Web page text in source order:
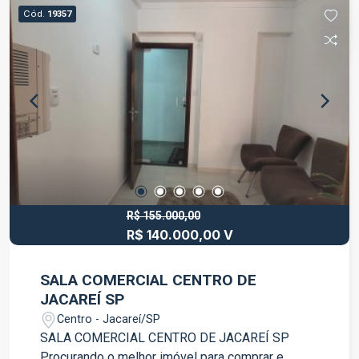
Cód. 19357
R$ 155.000,00
R$ 140.000,00 V
SALA COMERCIAL CENTRO DE
JACAREÍ SP
Centro - Jacareí/SP
SALA COMERCIAL CENTRO DE JACAREÍ SP